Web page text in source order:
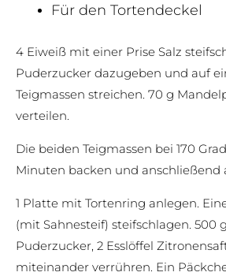
Für den Tortendeckel
4 Eiweiß mit einer Prise Salz
Puderzucker dazugeben und auf
Teigmassen streichen. 70 g
verteilen.
Die beiden Teigmassen bei 170
Minuten backen und anschließend
1 Platte mit Tortenring anlegen.
(mit Sahnesteif) steifschlagen. 500
Puderzucker, 2 Esslöffel
miteinander verrühren. Ein